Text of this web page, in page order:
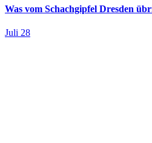
Was vom Schachgipfel Dresden
Juli 28